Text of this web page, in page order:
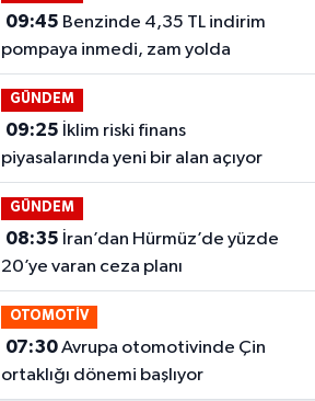
09:45
pompaya inmedi, zam yolda
GÜNDEM
09:25
piyasalarında yeni bir alan açıyor
GÜNDEM
08:35
20’ye varan ceza planı
OTOMOTİV
07:30Avrupa otomotivinde Çin
ortaklığı dönemi başlıyor